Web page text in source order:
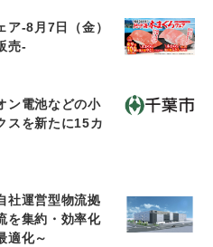
ア-8月7日（金）
売-
ン電池などの小
スを新たに15カ
社運営型物流拠
を集約・効率化
適化～